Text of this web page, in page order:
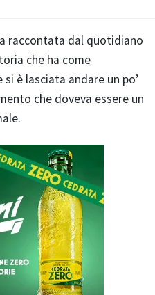
raccontata dal quotidiano
che ha come
è lasciata andare un po’
che doveva essere un